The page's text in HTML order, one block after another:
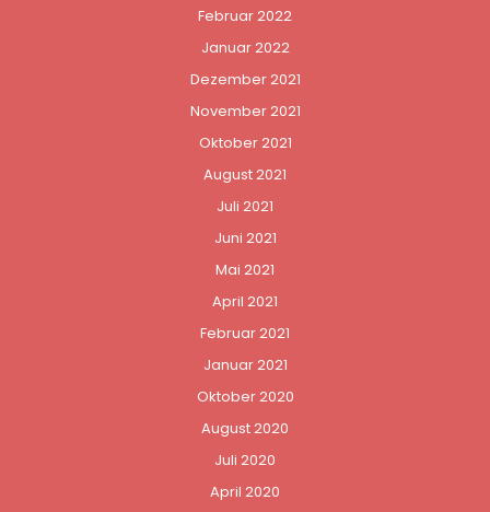
Februar 2022
Januar 2022
Dezember 2021
November 2021
Oktober 2021
August 2021
Juli 2021
Juni 2021
Mai 2021
April 2021
Februar 2021
Januar 2021
Oktober 2020
August 2020
Juli 2020
April 2020